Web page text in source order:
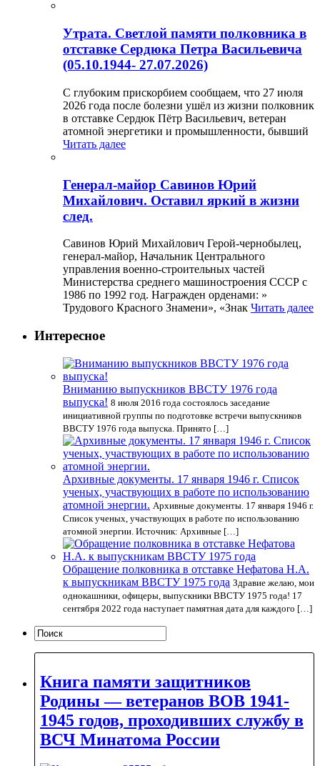
Утрата. Светлой памяти полковника в
отставке Сердюка Петра Васильевича
(05.10.1944- 27.07.2026)
С глубоким прискорбием сообщаем, что 27 июля
2026 года после болезни ушёл из жизни полковник
в отставке Сердюк Пётр Васильевич, ветеран
атомной энергетики и промышленности, бывший
Читать далее
Генерал-майор Савинов Юрий
Михайлович. Оставил яркий в жизни
след.
Савинов Юрий Михайлович Герой-чернобылец,
генерал-майор, Начальник Центрального
управления военно-строительных частей
Министерства среднего машиностроения СССР с
1986 по 1992 год. Награжден орденами: »
Трудового Красного Знамени», «Знак Читать далее
Интересное
Вниманию выпускников ВВСТУ 1976 года
выпуска! 8 июля 2016 года состоялось заседание
инициативной группы по подготовке встречи выпускников
ВВСТУ 1976 года выпуска. Принято […]
Архивные документы. 17 января 1946 г. Список
ученых, участвующих в работе по использованию
атомной энергии. Архивные документы. 17 января 1946 г.
Список ученых, участвующих в работе по использованию
атомной энергии. Источник: Архивные […]
Обращение полковника в отставке Нефатова Н.А.
к выпускникам ВВСТУ 1975 года Здравие желаю, мои
однокашники, офицеры, выпускники ВВСТУ 1975 года! 17
сентября 2022 года наступает памятная дата для каждого […]
Книга памяти защитников
Родины — ветеранов ВОВ 1941-
1945 годов, проходивших службу в
ВСЧ Минатома России